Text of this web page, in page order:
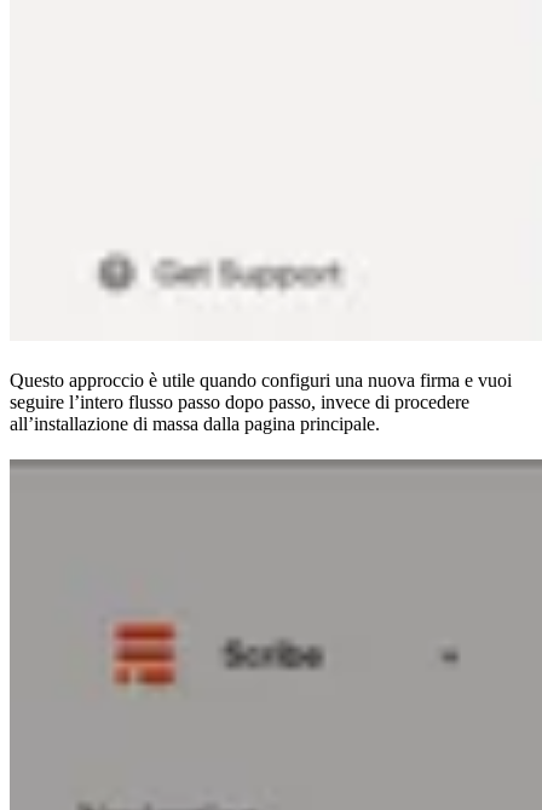
Questo approccio è utile quando configuri una nuova firma e vuoi
seguire l’intero flusso passo dopo passo, invece di procedere
all’installazione di massa dalla pagina principale.